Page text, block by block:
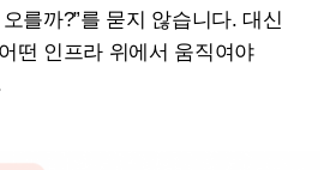
를까?”를 묻지 않습니다. 대신
떤 인프라 위에서 움직여야